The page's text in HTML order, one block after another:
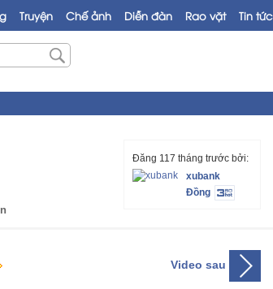
Truyện Chế ảnh Diễn đàn Rao vặt Tin tức
Đăng 117 tháng trước bởi:
xubank
Đồng
Video sau